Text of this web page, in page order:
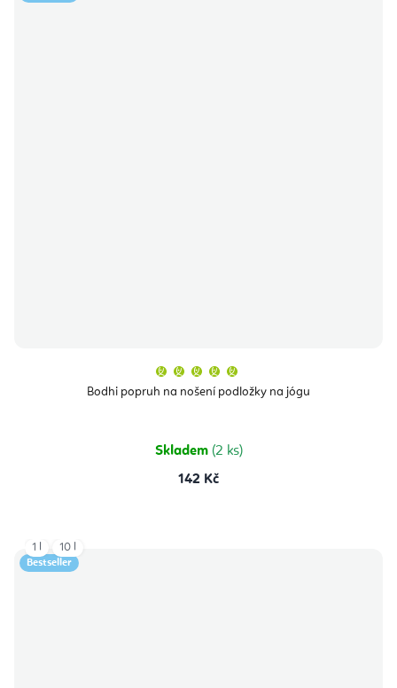
Bodhi popruh na nošení podložky na jógu
produktu
je
hvězdiček.
Skladem (2 ks)
142 Kč
Bestseller
1 l 10 l